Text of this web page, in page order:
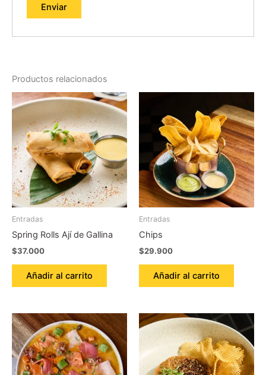
Productos relacionados
Entradas
Spring Rolls Ají de Gallina
$37.000
Añadir al carrito
Entradas
Chips
$29.900
Añadir al carrito